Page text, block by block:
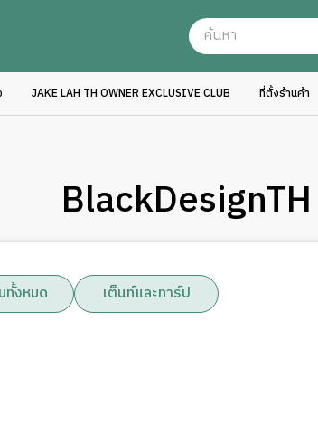
JAKE LAH TH OWNER EXCLUSIVE CLUB ที่ตั้งร้านค้า
BlackDesignTH
ทั้งหมด เต็นท์และทาร์ป